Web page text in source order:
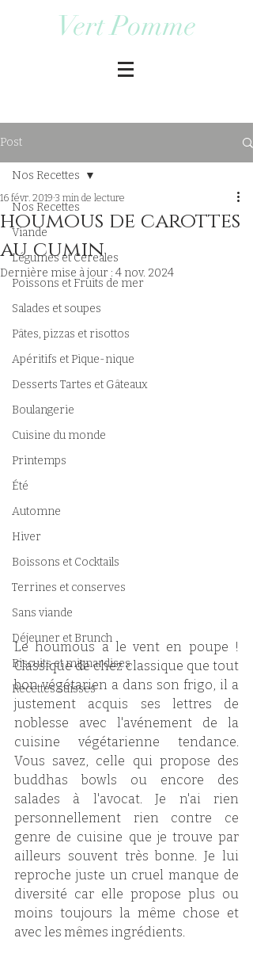
Vert Pomme
Post
Nos Recettes
Viande
Légumes et Cereales
Poissons et Fruits de mer
Salades et soupes
Pâtes, pizzas et risottos
Apéritifs et Pique-nique
Desserts Tartes et Gâteaux
Boulangerie
Cuisine du monde
Printemps
Été
Automne
Hiver
Boissons et Cocktails
Terrines et conserves
Sans viande
Déjeuner et Brunch
Biscuits et mignardises
Recettes suisses
Nos Recettes
houmous de carottes
au cumin
16 févr. 2019 3 min de lecture
Dernière mise à jour : 4 nov. 2024
Le houmous a le vent en poupe !
Classique de chez classique que tout
bon végétarien a dans son frigo, il a
justement acquis ses lettres de
noblesse avec l'avénement de la
cuisine végétarienne tendance.
Vous savez, celle qui propose des
buddhas bowls ou encore des
salades à l'avocat. Je n'ai rien
personnellement rien contre ce
genre de cuisine que je trouve par
ailleurs souvent très bonne. Je lui
reproche juste un cruel manque de
diversité car elle propose plus ou
moins toujours la même chose et
avec les mêmes ingrédients.